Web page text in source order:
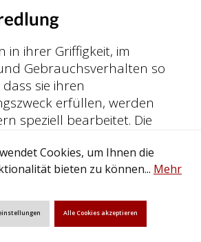
in ihrer Griffigkeit, im
Gebrauchsverhalten so
sie ihren
erfüllen, werden
speziell bearbeitet. Die
(z. B.
Bereich Färben,
das Bedrucken, sowie
Ausrüsten. Zu den
Veredlungsverfahren
Cookies, um Ihnen die
bieten zu können... Mehr
Alle Cookies akzeptieren